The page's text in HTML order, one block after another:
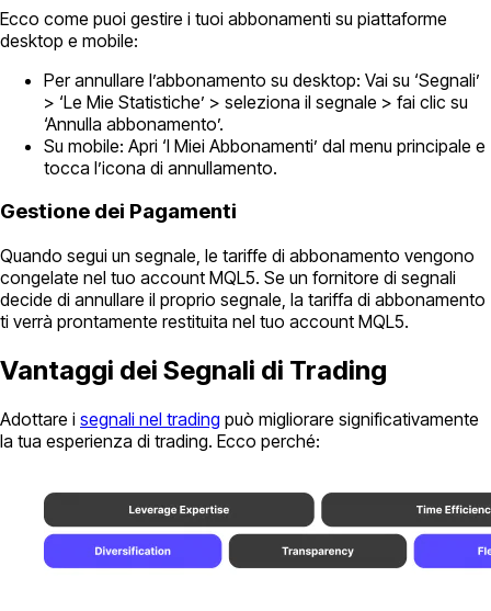
Ecco come puoi gestire i tuoi abbonamenti su piattaforme
desktop e mobile:
Per annullare l’abbonamento su desktop: Vai su ‘Segnali’
> ‘Le Mie Statistiche’ > seleziona il segnale > fai clic su
‘Annulla abbonamento’.
Su mobile: Apri ‘I Miei Abbonamenti’ dal menu principale e
tocca l’icona di annullamento.
Gestione dei Pagamenti
Quando segui un segnale, le tariffe di abbonamento vengono
congelate nel tuo account MQL5. Se un fornitore di segnali
decide di annullare il proprio segnale, la tariffa di abbonamento
ti verrà prontamente restituita nel tuo account MQL5.
Vantaggi dei Segnali di Trading
Adottare i segnali nel trading può migliorare significativamente
la tua esperienza di trading. Ecco perché: